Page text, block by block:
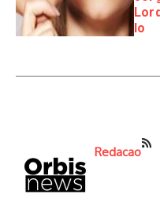
lo
Redacao